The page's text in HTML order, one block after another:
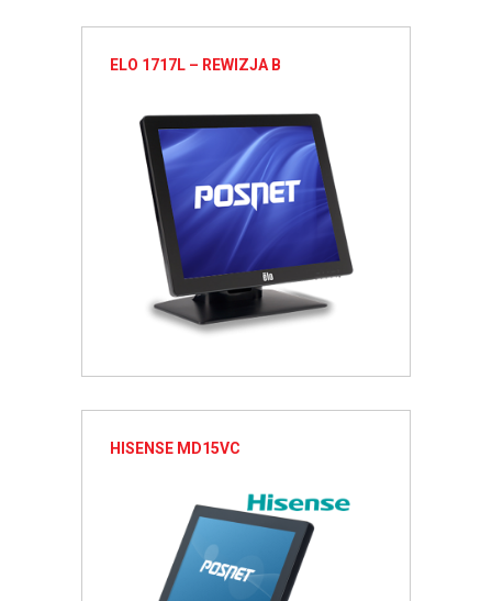
ELO 1717L – REWIZJA B
HISENSE MD15VC